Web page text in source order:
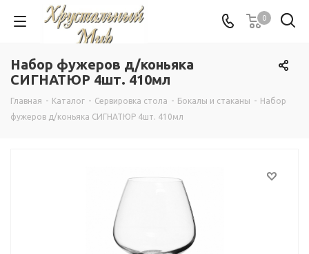
0
Набор фужеров д/коньяка
СИГНАТЮР 4шт. 410мл
Главная - Каталог - Сервировка стола - Бокалы и стаканы - Набор
фужеров д/коньяка СИГНАТЮР 4шт. 410мл